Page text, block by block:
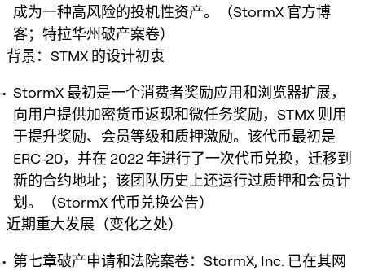
成为一种高风险的投机性资产。（StormX 官方博
客；特拉华州破产案卷）
背景：STMX 的设计初衷
StormX 最初是一个消费者奖励应用和浏览器扩展，
向用户提供加密货币返现和微任务奖励，STMX 则用
于提升奖励、会员等级和质押激励。该代币最初是
ERC-20，并在 2022 年进行了一次代币兑换，迁移到
新的合约地址；该团队历史上还运行过质押和会员计
划。（StormX 代币兑换公告）
近期重大发展（变化之处）
第七章破产申请和法院案卷：StormX, Inc. 已在其网